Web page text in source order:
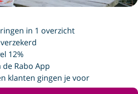
in 1 overzicht
12%
Rabo App
klanten gingen je voor